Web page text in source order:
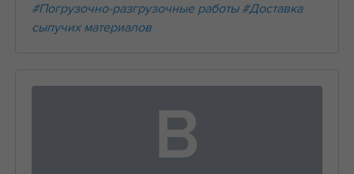
#Погрузочно-разгрузочные работы #Доставка
сыпучих материалов
В